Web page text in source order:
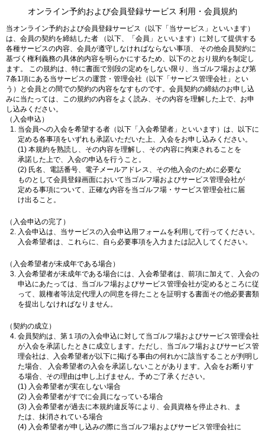
オンライン予約および会員登録サービス 利用・会員規約
当オンライン予約および会員登録サービス（以下「当サービス」といいます）
は、会員の契約を締結した者 （以下、「会員」といいます）に対して提供する
各種サービスの内容、会員が遵守しなければならない事項、 その他会員契約に
基づく権利義務の具体的内容を明らかにするため、以下のとおり規約を制定し
ます。 この規約は、特に書面で別段の定めをしない限り、当ゴルフ場および第
7条1項にある当サービスの運営・管理会社（以下「サービス管理会社」とい
う）と会員との間での契約の内容をなすものです。会員契約の締結のお申し込
みに当たっては、この規約の内容をよく読み、その内容を理解した上で、お申
し込みください。
（入会申込）
当会員への入会を希望する者（以下「入会希望者」といいます）は、以下に
定める各事項をいずれも承諾いただいた上、入会をお申し込みください。
(1) 本規約を熟読し、その内容を理解し、その内容に拘束されることを
承諾した上で、入会の申込を行うこと。
(2) 氏名、電話番号、電子メールアドレス、その他入会のために必要な
ものとして会員登録画面において当ゴルフ場およびサービス管理会社が
定める事項について、正確な内容を当ゴルフ場・サービス管理会社に届
け出ること。
（入会申込の完了）
入会申込は、当サービスの入会申込用フォームを利用して行ってください。
入会希望者は、これらに、自ら必要事項を入力または記入してください。
（入会希望者が未成年である場合）
入会希望者が未成年である場合には、入会希望者は、前項に加えて、入会の
申込にあたっては、当ゴルフ場およびサービス管理会社が定めるところに従
って、親権者等法定代理人の同意を得たことを証明する書面その他必要書類
を提出しなければなりません。
（契約の成立）
会員契約は、第１項の入会申込に対して当ゴルフ場およびサービス管理会社
が入会を承諾したときに成立します。ただし、当ゴルフ場およびサービス管
理会社は、入会希望者が以下に掲げる事由の何れかに該当することが判明し
た場合、 入会希望者の入会を承諾しないことがあります。入会をお断りす
る場合、その理由は申し上げません。予めご了承ください。
(1) 入会希望者が実在しない場合
(2) 入会希望者がすでに会員になっている場合
(3) 入会希望者が過去に本規約違反等により、会員資格を停止され、ま
たは、抹消されている場合
(4) 入会希望者が申し込みの際に当ゴルフ場およびサービス管理会社に